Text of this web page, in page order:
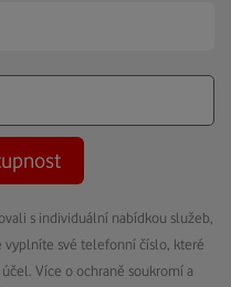
s individuální nabídkou služeb,
vyplníte své telefonní číslo, které
Více o ochraně soukromí a